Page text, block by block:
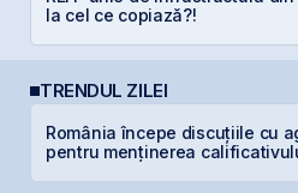
la cel ce copiază?!
TRENDUL ZILEI
România începe discuțiile cu
pentru menținerea